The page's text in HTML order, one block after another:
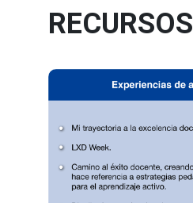
RECURSOS